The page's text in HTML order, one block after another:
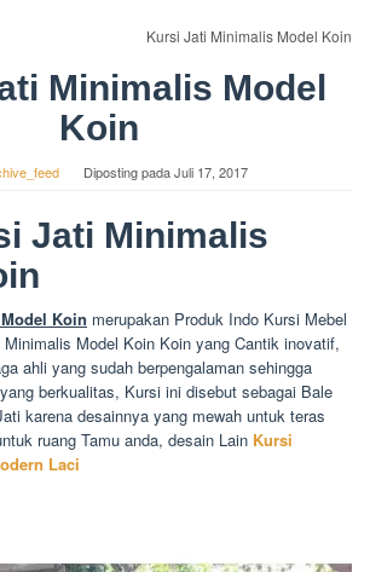
Kursi Jati Minimalis Model Koin
Minimalis Model
Koin
Diposting padaJuli 17, 2017
Jati Minimalis
Koin merupakan Produk Indo Kursi Mebel
Model Koin Koin yang Cantik inovatif,
ahli yang sudah berpengalaman sehingga
berkualitas, Kursi ini disebut sebagai Bale
karena desainnya yang mewah untuk teras
ruang Tamu anda, desain Lain Kursi
Laci